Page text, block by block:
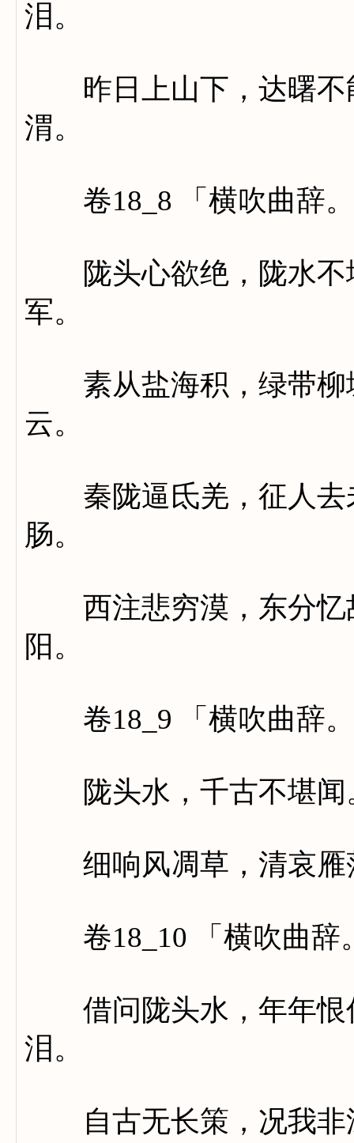
泪。
昨日上山下，达曙不
渭。
卷18_8 「横吹曲辞。
陇头心欲绝，陇水不
军。
素从盐海积，绿带柳
云。
秦陇逼氐羌，征人去
肠。
西注悲穷漠，东分忆
阳。
卷18_9 「横吹曲辞。
陇头水，千古不堪闻
细响风凋草，清哀雁
卷18_10 「横吹曲辞
借问陇头水，年年恨
泪。
自古无长策，况我非